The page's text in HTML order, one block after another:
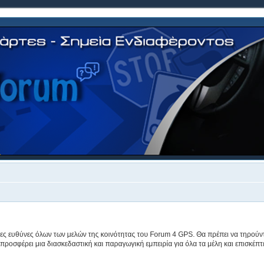
ευθύνες όλων των μελών της κοινότητας του Forum 4 GPS. Θα πρέπει να
μια διασκεδαστική και παραγωγική εμπειρία για όλα τα μέλη και